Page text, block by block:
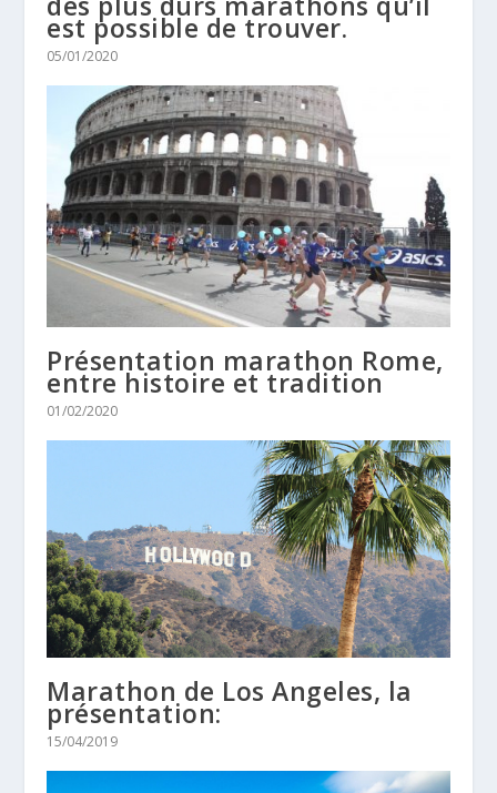
est possible de trouver.
05/01/2020
Présentation marathon Rome,
entre histoire et tradition
01/02/2020
Marathon de Los Angeles, la
présentation:
15/04/2019